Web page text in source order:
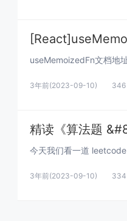
3年前(2023-09-10) 346
精读《算法题
3年前(2023-09-10) 334